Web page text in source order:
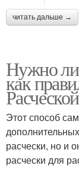
читать дальше →
Нужно ли
как
Расческой
Этот способ
расчески, но и
расчески для